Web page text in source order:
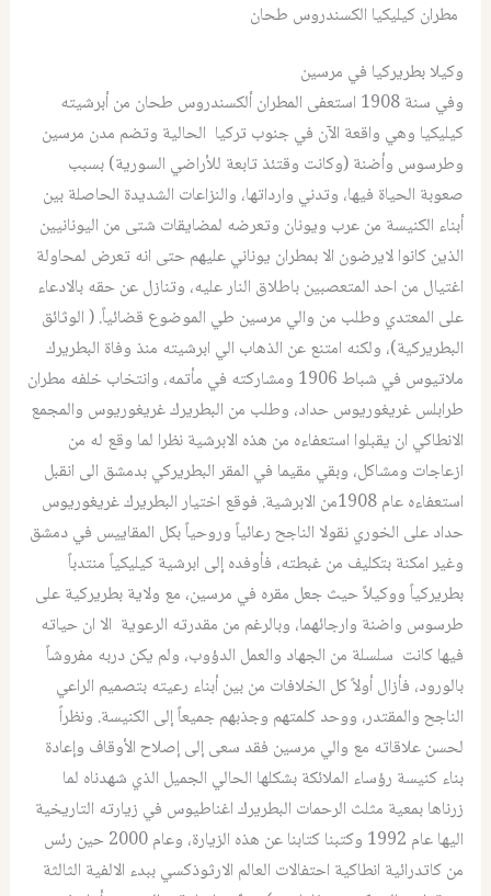
مطران كيليكيا الكسندروس طحان
وكيلا بطريركيا في مرسين
وفي سنة 1908 استعفى المطران ألكسندروس طحان من أبرشيته
كيليكيا وهي واقعة الآن في جنوب تركيا الحالية وتضم مدن مرسين
وطرسوس وأضنة (وكانت وقتئذ تابعة للأراضي السورية) بسبب
صعوبة الحياة فيها، وتدني وارداتها، والنزاعات الشديدة الحاصلة بين
أبناء الكنيسة من عرب ويونان وتعرضه لمضايقات شتى من اليونانيين
الذين كانوا لايرضون الا بمطران يوناني عليهم حتى انه تعرض لمحاولة
اغتيال من احد المتعصبين باطلاق النار عليه، وتنازل عن حقه بالادعاء
على المعتدي وطلب من والي مرسين طي الموضوع قضائياً. ( الوثائق
البطريركية)، ولكنه امتنع عن الذهاب الي ابرشيته منذ وفاة البطريرك
ملاتيوس في شباط 1906 ومشاركته في مأتمه، وانتخاب خلفه مطران
طرابلس غريغوريوس حداد، وطلب من البطريرك غريغوريوس والمجمع
الانطاكي ان يقبلوا استعفاءه من هذه الابرشية نظرا لما وقع له من
ازعاجات ومشاكل، وبقي مقيما في المقر البطريركي بدمشق الى انقبل
استعفاءه عام 1908من الابرشية. فوقع اختيار البطريرك غريغوريوس
حداد على الخوري نقولا الناجح رعائياً وروحياً بكل المقاييس في دمشق
وغير امكنة بتكليف من غبطته، فأوفده إلى ابرشية كيليكياً منتدباً
بطريركياً ووكيلاً حيث جعل مقره في مرسين، مع ولاية بطريركية على
طرسوس واضنة وارجائهما، وبالرغم من مقدرته الرعوية الا ان حياته
فيها كانت سلسلة من الجهاد والعمل الدؤوب، ولم يكن دربه مفروشاً
بالورود، فأزال أولاً كل الخلافات من بين أبناء رعيته بتصميم الراعي
الناجح والمقتدر، ووحد كلمتهم وجذبهم جميعاً إلى الكنيسة. ونظراً
لحسن علاقاته مع والي مرسین فقد سعی إلى إصلاح الأوقاف وإعادة
بناء كنيسة رؤساء الملائكة بشكلها الحالي الجميل الذي شهدناه لما
زرناها بمعية مثلث الرحمات البطريرك اغناطيوس في زيارته التاريخية
اليها عام 1992 وكتبنا كتابنا عن هذه الزيارة، وعام 2000 حين رئس
من كاتدرائية انطاكية احتفالات العالم الارثوذكسي ببدء الالفية الثالثة